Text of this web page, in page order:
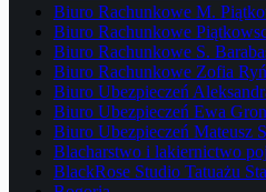
Biuro Rachunkowe M.
Biuro Rachunkowe
Biuro Rachunkowe S.
Biuro Rachunkowe Zofia
Biuro Ubezpieczeń
Biuro Ubezpieczeń Ewa
Biuro Ubezpieczeń Mateusz
Blacharstwo i lakiernictwo
BlackRose Studio Tatuażu